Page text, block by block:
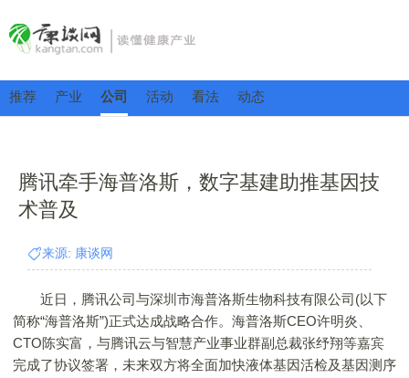
推荐 产业 公司 活动 看法 动态
腾讯牵手海普洛斯，数字基建助推基因技
术普及
来源: 康谈网
近日，腾讯公司与深圳市海普洛斯生物科技有限公司(以下
简称“海普洛斯”)正式达成战略合作。海普洛斯CEO许明炎、
CTO陈实富，与腾讯云与智慧产业事业群副总裁张纾翔等嘉宾
完成了协议签署，未来双方将全面加快液体基因活检及基因测序